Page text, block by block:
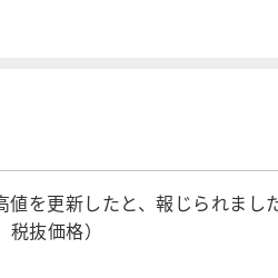
を更新したと、報じられま
抜価格）